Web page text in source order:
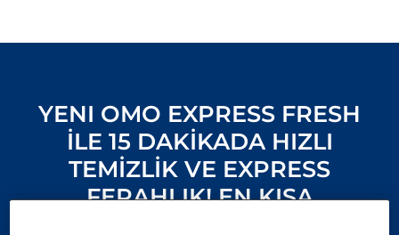
YENI OMO EXPRESS FRESH
İLE 15 DAKİKADA HIZLI
TEMİZLİK VE EXPRESS
FERAHLIK! EN KISA